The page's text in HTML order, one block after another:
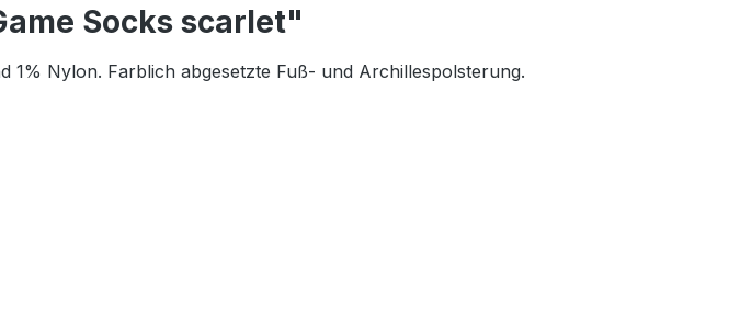
Socks scarlet"
1% Nylon. Farblich abgesetzte Fuß- und Archillespolsterung.